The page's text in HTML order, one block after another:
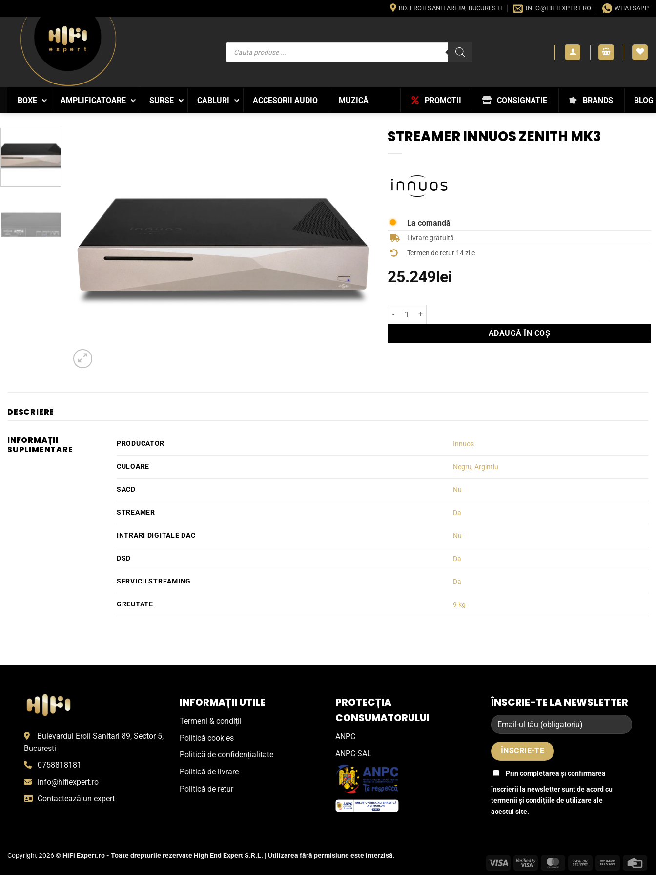
to
content
BD. EROII SANITARI 89, BUCURESTI INFO@HIFIEXPERT.RO WHATSAPP
Products
search
BOXE AMPLIFICATOARE SURSE CABLURI ACCESORII AUDIO MUZICĂ BLOG
BRANDS
CONSIGNATIE
PROMOTII
STREAMER INNUOS ZENITH MK3
La comandă
Livrare gratuită
Termen de retur 14 zile
25.249lei
Cantitate Streamer Innuos ZENith Mk3
ADAUGĂ ÎN COȘ
DESCRIERE
INFORMAȚII
SUPLIMENTARE
PRODUCATOR Innuos
CULOARE Negru, Argintiu
SACD Nu
STREAMER Da
INTRARI DIGITALE DAC Nu
DSD Da
SERVICII STREAMING Da
GREUTATE 9 kg
Bulevardul Eroii Sanitari 89, Sector 5,
Bucuresti
0758818181
info@hifiexpert.ro
Contactează un expert
INFORMAȚII UTILE
Termeni & condiții
Politică cookies
Politică de confidențialitate
Politică de livrare
Politică de retur
PROTECȚIA
CONSUMATORULUI
ANPC
ANPC-SAL
ÎNSCRIE-TE LA NEWSLETTER
Prin completarea și confirmarea
înscrierii la newsletter sunt de acord cu
termenii și condițiile de utilizare ale
acestui site.
Visa
Visa
MasterCardCash
Bank
Copyright 2026 ©HiFi Expert.ro - Toate drepturile rezervate High End Expert S.R.L. | Utilizarea fără permisiune este interzisă.